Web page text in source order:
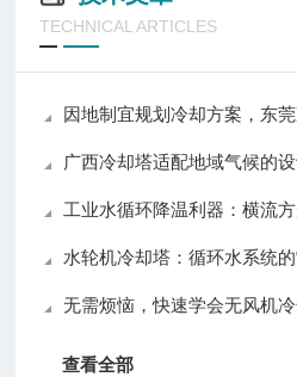
TECHNICAL ARTICLES
因地制宜规划冷却方案，东莞凉水塔
广西冷却塔适配地域气候的
工业水循环降温利器：横流方形
水轮机冷却塔：循环水系统
无需烦恼，快速学会无风机
查看全部